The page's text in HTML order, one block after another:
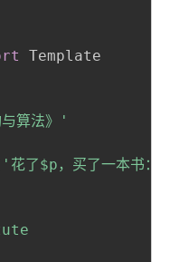
Template
算法》'
'花了$p，买了一本书：